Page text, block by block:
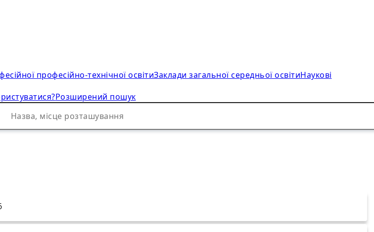
професійно-технічної освітиЗаклади загальної середньої освітиНаукові
Розширений пошук